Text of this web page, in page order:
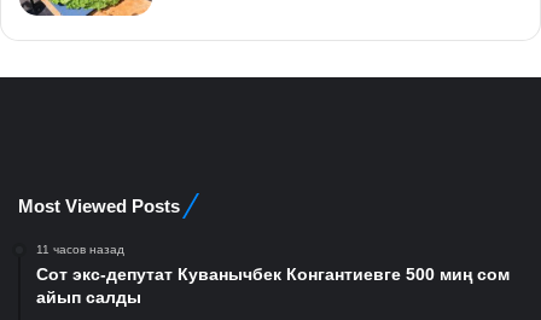
Most Viewed Posts
11 часов назад
Сот экс-депутат Куванычбек Конгантиевге 500 миң сом
айып салды